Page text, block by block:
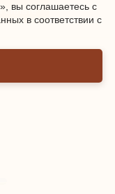
оплате
вы соглашаетесь с
в соответствии с